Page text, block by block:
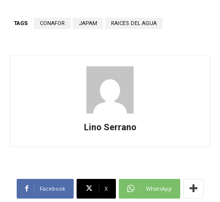
TAGS CONAFOR JAPAM RAICES DEL AGUA
Lino Serrano
Facebook X WhatsApp